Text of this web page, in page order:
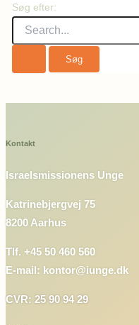
Søg efter:
Kontakt
Israelsmissionens Unge
Katrinebjergvej 75
8200 Aarhus
Tlf. +45 50 460 560
E-mail: kontor@iunge.dk
CVR: 25 90 94 29